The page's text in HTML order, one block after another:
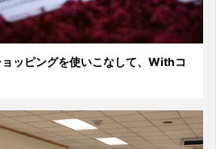
ッピングを使いこなして、Withコ